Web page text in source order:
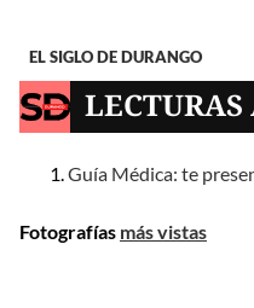
EL SIGLO DE DURANGO
Guía Médica: te
Fotografías más vistas